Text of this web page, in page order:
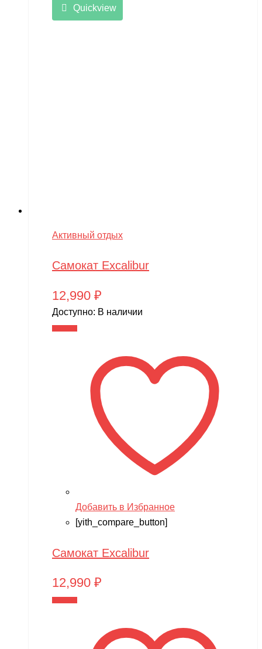
Quickview
Активный отдых
Самокат Excalibur
12,990 ₽
Доступно: В наличии
Добавить в Избранное
[yith_compare_button]
Самокат Excalibur
12,990 ₽